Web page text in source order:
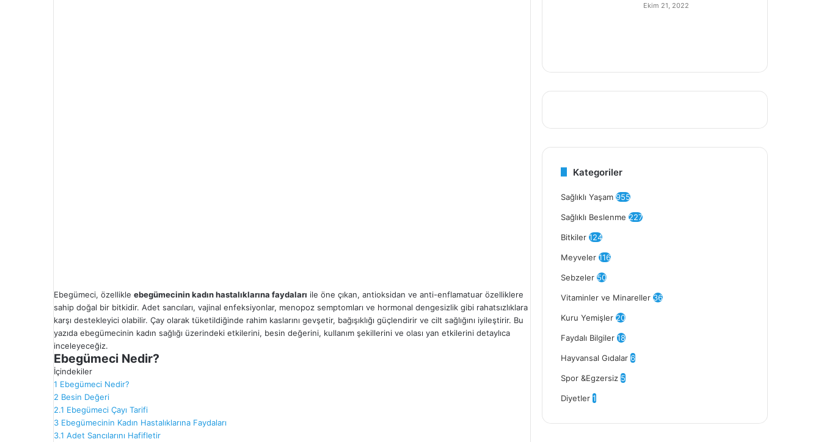
Ebegümeci, özellikle ebegümecinin kadın hastalıklarına faydaları ile öne çıkan, antioksidan ve anti-enflamatuar özelliklere
sahip doğal bir bitkidir. Adet sancıları, vajinal enfeksiyonlar, menopoz semptomları ve hormonal dengesizlik gibi rahatsızlıklara
karşı destekleyici olabilir. Çay olarak tüketildiğinde rahim kaslarını gevşetir, bağışıklığı güçlendirir ve cilt sağlığını iyileştirir. Bu
yazıda ebegümecinin kadın sağlığı üzerindeki etkilerini, besin değerini, kullanım şekillerini ve olası yan etkilerini detaylıca
inceleyeceğiz.
Ebegümeci Nedir?
İçindekiler
1 Ebegümeci Nedir?
2 Besin Değeri
2.1 Ebegümeci Çayı Tarifi
3 Ebegümecinin Kadın Hastalıklarına Faydaları
3.1 Adet Sancılarını Hafifletir
Ekim 21, 2022
Kategoriler
Sağlıklı Yaşam 955
Sağlıklı Beslenme 227
Bitkiler 124
Meyveler 116
Sebzeler 50
Vitaminler ve Minareller 36
Kuru Yemişler 20
Faydalı Bilgiler 18
Hayvansal Gıdalar 6
Spor &Egzersiz 5
Diyetler 1